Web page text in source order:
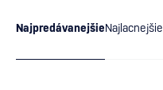
NajpredávanejšieNajlacnejšie